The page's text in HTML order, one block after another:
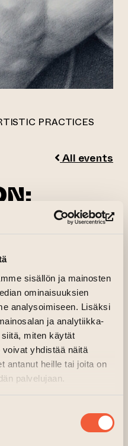
sisällön ja mainosten
ominaisuuksien
analysoimiseen. Lisäksi
ja analytiikka-
miten käytät
yhdistää näitä
antanut heille tai joita on
palvelujaan.
PRACTICES
All events
C4)
(opens an external
Participants in
Sepideh
curator,
Anna
of Photographic